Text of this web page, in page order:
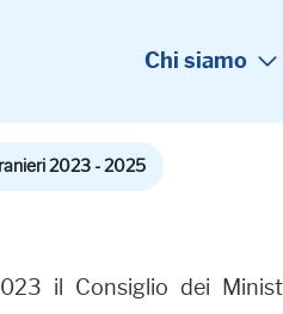
Chi siamo
2023 - 2025
il Consiglio dei